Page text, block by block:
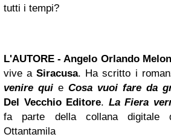
tutti i tempi?
L'AUTORE - Angelo Orlando
vive aSiracusa. Ha scritto i
venire qui e Cosa vuoi fare da
Del Vecchio Editore. La Fiera
fa parte della collana digitale
Ottantamila